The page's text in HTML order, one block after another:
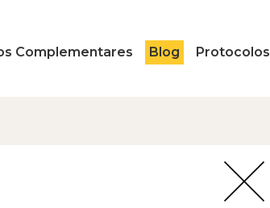
Complementares Blog Protocolos